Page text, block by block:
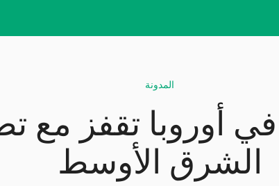
المدونة
في أوروبا تقفز مع
الشرق الأوسط